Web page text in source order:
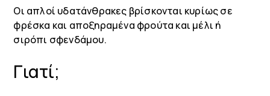
Οι απλοί υδατάνθρακες βρίσκονται κυρίως σε
φρέσκα και αποξηραμένα φρούτα και μέλι ή
σιρόπι σφενδάμου.
Γιατί;